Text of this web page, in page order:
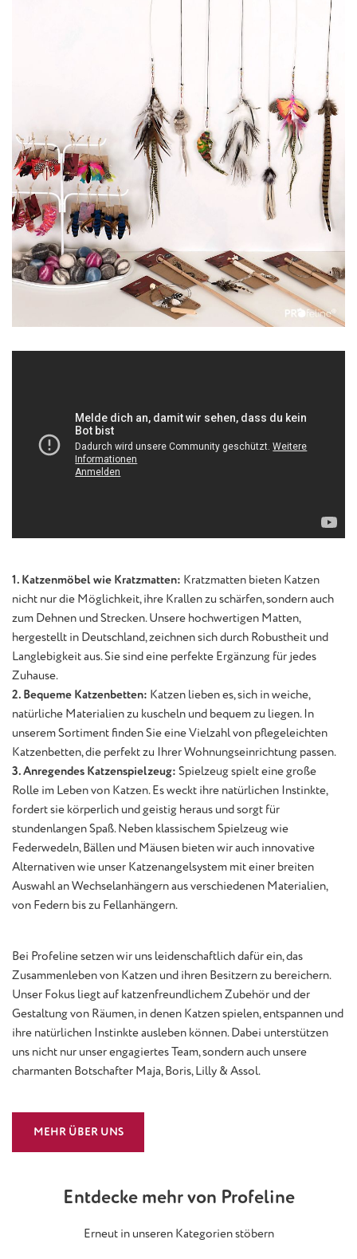
1. Katzenmöbel wie Kratzmatten: Kratzmatten bieten Katzen
nicht nur die Möglichkeit, ihre Krallen zu schärfen, sondern auch
zum Dehnen und Strecken. Unsere hochwertigen Matten,
hergestellt in Deutschland, zeichnen sich durch Robustheit und
Langlebigkeit aus. Sie sind eine perfekte Ergänzung für jedes
Zuhause.
2. Bequeme Katzenbetten: Katzen lieben es, sich in weiche,
natürliche Materialien zu kuscheln und bequem zu liegen. In
unserem Sortiment finden Sie eine Vielzahl von pflegeleichten
Katzenbetten, die perfekt zu Ihrer Wohnungseinrichtung passen.
3. Anregendes Katzenspielzeug: Spielzeug spielt eine große
Rolle im Leben von Katzen. Es weckt ihre natürlichen Instinkte,
fordert sie körperlich und geistig heraus und sorgt für
stundenlangen Spaß. Neben klassischem Spielzeug wie
Federwedeln, Bällen und Mäusen bieten wir auch innovative
Alternativen wie unser Katzenangelsystem mit einer breiten
Auswahl an Wechselanhängern aus verschiedenen Materialien,
von Federn bis zu Fellanhängern.
Bei Profeline setzen wir uns leidenschaftlich dafür ein, das
Zusammenleben von Katzen und ihren Besitzern zu bereichern.
Unser Fokus liegt auf katzenfreundlichem Zubehör und der
Gestaltung von Räumen, in denen Katzen spielen, entspannen und
ihre natürlichen Instinkte ausleben können. Dabei unterstützen
uns nicht nur unser engagiertes Team, sondern auch unsere
charmanten Botschafter Maja, Boris, Lilly & Assol.
MEHR ÜBER UNS
Entdecke mehr von Profeline
Erneut in unseren Kategorien stöbern